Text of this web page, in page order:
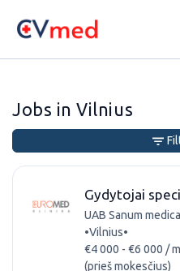
Jobs in Vilnius
Gydytojai
UAB Sanum
•Vilnius•
€4 000 - €6 000 /
(prieš mokesčius)